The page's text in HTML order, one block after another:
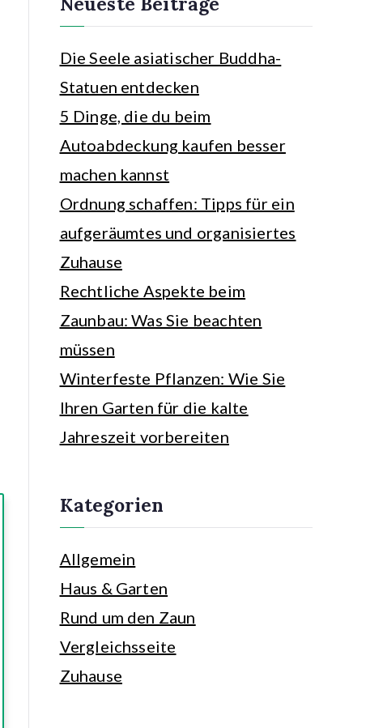
n
Die Seele asiatischer Buddha-
Statuen entdecken
5 Dinge, die du beim
Autoabdeckung kaufen besser
machen kannst
Ordnung schaffen: Tipps für ein
aufgeräumtes und organisiertes
Zuhause
Rechtliche Aspekte beim
Zaunbau: Was Sie beachten
müssen
Winterfeste Pflanzen: Wie Sie
Ihren Garten für die kalte
Jahreszeit vorbereiten
Kategorien
Allgemein
Haus & Garten
Rund um den Zaun
Vergleichsseite
Zuhause